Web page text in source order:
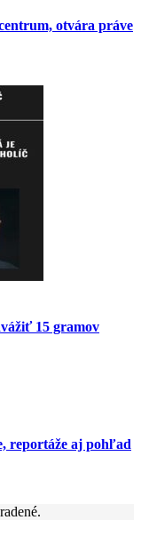
otvára práve
15 gramov
reportáže aj pohľad